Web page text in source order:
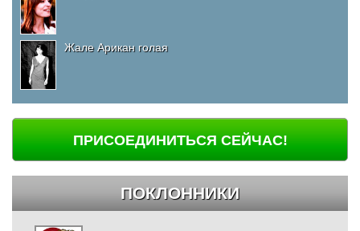
Жале Арикан голая
ПРИСОЕДИНИТЬСЯ СЕЙЧАС!
ПОКЛОННИКИ